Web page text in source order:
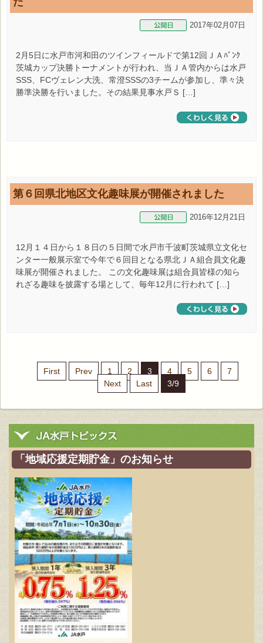
2017年02月07日
2月5日に水戸市河和田のツインフィールドで第12回ＪＡﾊﾞﾝｸ
茨城カップ決勝トーナメントが行われ、当ＪＡ管内からは水戸
SSS、FCヴェレン大洗、常澄SSSの3チームが参加し、準々決
勝準決勝を行いました。その結果見事水戸Ｓ […]
第６回県北地区文化趣味展が開催されました
2016年12月21日
12月１４日から１８日の５日間で水戸市千波町茨城県立文化セ
ンター一般展示室で今年で６回目となる県北ＪＡ組合員文化趣
味展が開催されました。 この文化趣味展は組合員皆様の知ら
れざる趣味を披露する場として、毎年12月に行われて […]
First Prev 1 2 3 4 5 6
7
Next
Last 3/9
「地域応援定期貯金」のお知らせ